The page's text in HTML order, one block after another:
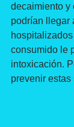
decaimiento y
podrían llegar
consumido le
intoxicación.
prevenir estas